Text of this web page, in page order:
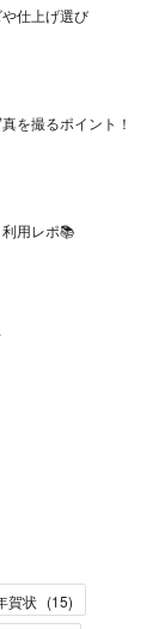
仕上げ選び
を撮るポイント！
用レポ📚
賀状 (15)